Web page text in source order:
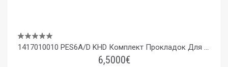
1417010010 PES6A/D KHD Комплект Прокладок Для Насоса
6,5000€